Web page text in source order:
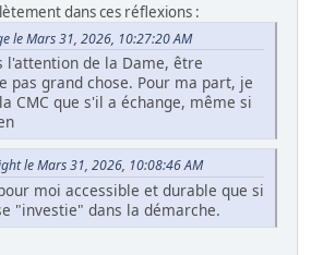
dans ces réflexions :
le Mars 31, 2026, 10:27:20 AM
l'attention de la Dame, être
pas grand chose. Pour ma part, je
CMC que s'il a échange, même si
le Mars 31, 2026, 10:08:46 AM
moi accessible et durable que si
"investie" dans la démarche.